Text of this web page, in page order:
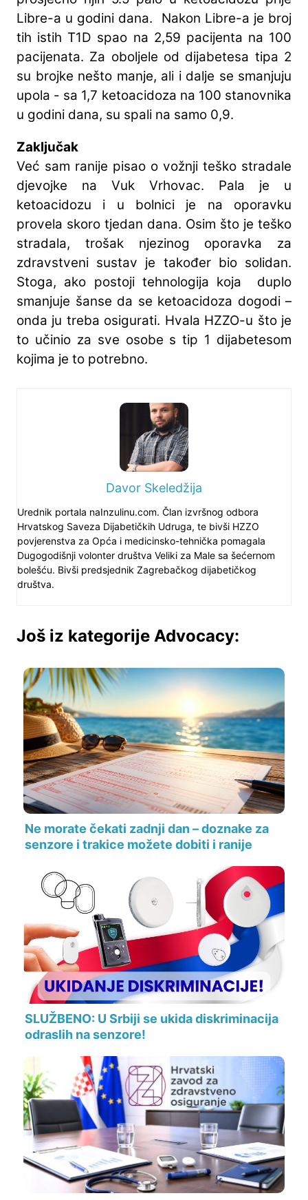
Libre-a u godini dana. Nakon Libre-a je broj
tih istih T1D spao na 2,59 pacijenta na 100
pacijenata. Za oboljele od dijabetesa tipa 2
su brojke nešto manje, ali i dalje se smanjuju
upola - sa 1,7 ketoacidoza na 100 stanovnika
u godini dana, su spali na samo 0,9.
Zaključak
Već sam ranije pisao o vožnji teško stradale
djevojke na Vuk Vrhovac. Pala je u
ketoacidozu i u bolnici je na oporavku
provela skoro tjedan dana. Osim što je teško
stradala, trošak njezinog oporavka za
zdravstveni sustav je također bio solidan.
Stoga, ako postoji tehnologija koja duplo
smanjuje šanse da se ketoacidoza dogodi –
onda ju treba osigurati. Hvala HZZO-u što je
to učinio za sve osobe s tip 1 dijabetesom
kojima je to potrebno.
Davor Skeledžija
Urednik portala naInzulinu.com. Član izvršnog odbora
Hrvatskog Saveza Dijabetičkih Udruga, te bivši HZZO
povjerenstva za Opća i medicinsko-tehnička pomagala
Dugogodišnji volonter društva Veliki za Male sa šećernom
bolešću. Bivši predsjednik Zagrebačkog dijabetičkog
društva.
Još iz kategorije Advocacy:
Ne morate čekati zadnji dan – doznake za
senzore i trakice možete dobiti i ranije
SLUŽBENO: U Srbiji se ukida diskriminacija
odraslih na senzore!